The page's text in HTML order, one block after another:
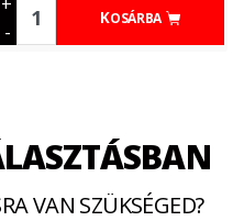
-
KOSÁRBA
VAN SZÜKSÉGED?